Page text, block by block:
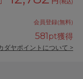
会員登録(無料)
581pt獲得
ダヤポイントについて >